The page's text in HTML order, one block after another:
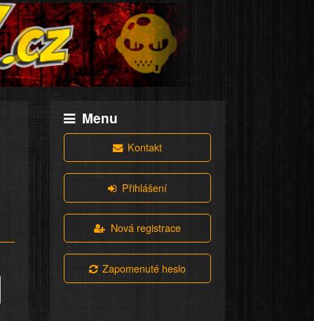
Menu
Kontakt
Přihlášení
Nová registrace
Zapomenuté heslo